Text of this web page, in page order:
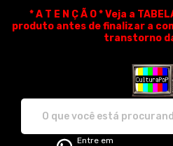
* A T E N Ç Ã O * Veja a
produto antes de finalizar a
transtorno
Entre em